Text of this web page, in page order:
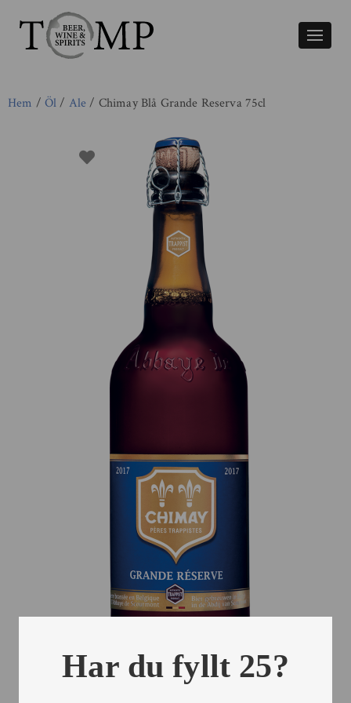
Växla
Hem / Öl/ Ale/ Chimay Blå Grande Reserva 75cl
Har du fyllt 25?